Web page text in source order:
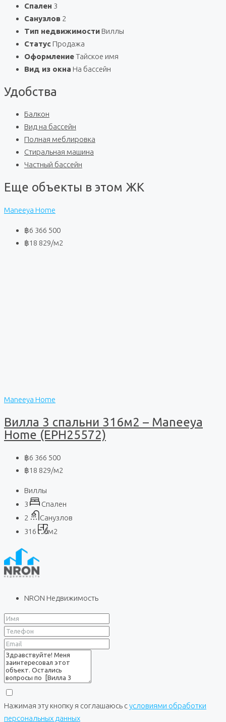
Спален 3
Санузлов 2
Тип недвижимости Виллы
Статус Продажа
ОформлениеТайское имя
Вид из окна На бассейн
Удобства
Балкон
Вид на бассейн
Полная меблировка
Стиральная машина
Частный бассейн
Еще объекты в этом ЖК
Maneeya Home
฿6 366 500
฿18 829/м2
Maneeya Home
Вилла 3 спальни 316м2 – Maneeya
Home (EPH25572)
฿6 366 500
฿18 829/м2
Виллы
3
Спален
2
Санузлов
316
м2
NRON Недвижимость
Нажимая эту кнопку я соглашаюсь сусловиями обработки
персональных данных